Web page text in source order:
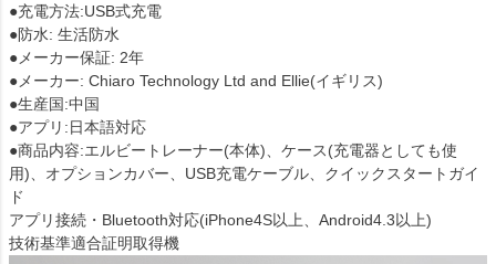
●充電方法:USB式充電
●防水: 生活防水
●メーカー保証: 2年
●メーカー: Chiaro Technology Ltd and Ellie(イギリス)
●生産国:中国
●アプリ:日本語対応
●商品内容:エルビートレーナー(本体)、ケース(充電器としても使
用)、オプションカバー、USB充電ケーブル、クイックスタートガイ
ド
アプリ接続・Bluetooth対応(iPhone4S以上、Android4.3以上)
技術基準適合証明取得機